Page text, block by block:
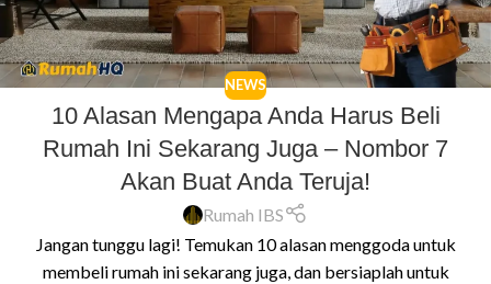
NEWS
10 Alasan Mengapa Anda Harus Beli
Rumah Ini Sekarang Juga – Nombor 7
Akan Buat Anda Teruja!
Rumah IBS
Jangan tunggu lagi! Temukan 10 alasan menggoda untuk
membeli rumah ini sekarang juga, dan bersiaplah untuk